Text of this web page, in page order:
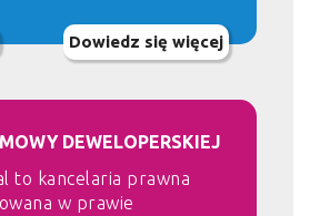
Dowiedz się więcej
DEWELOPERSKIEJ
to kancelaria prawna
w prawie